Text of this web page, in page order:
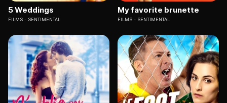
5 Weddings
FILMS SENTIMENTAL
My favorite brunette
FILMS SENTIMENTAL